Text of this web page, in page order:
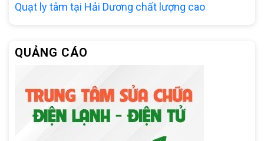
Quạt ly tâm tại Hải Dương chất lượng cao
QUẢNG CÁO